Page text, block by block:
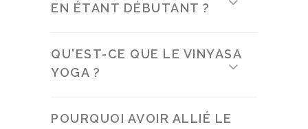
EN ÉTANT DÉBUTANT ?
QU'EST-CE QUE LE VINYASA
YOGA ?
POURQUOI AVOIR ALLIÉ LE